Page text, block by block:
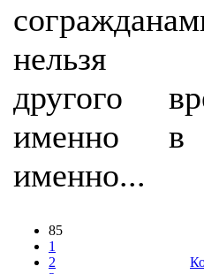
нельзя
другого
именно в
именно...
85
1
2